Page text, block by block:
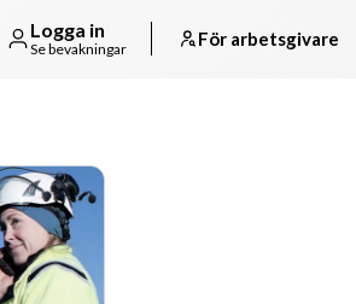
Logga in
Se bevakningar För arbetsgivare